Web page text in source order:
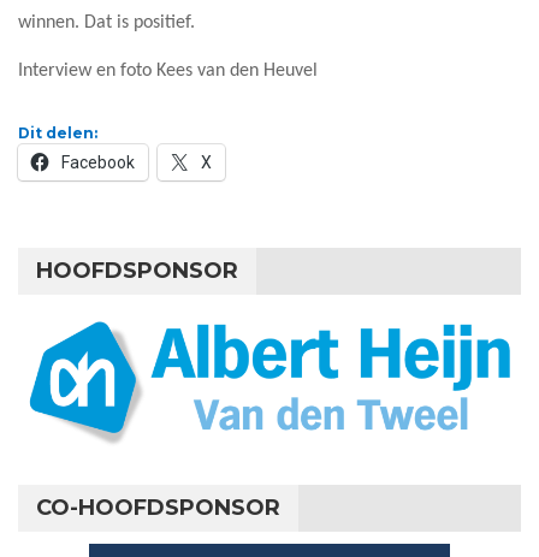
winnen. Dat is positief.
Interview en foto Kees van den Heuvel
Dit delen:
Facebook X
HOOFDSPONSOR
CO-HOOFDSPONSOR